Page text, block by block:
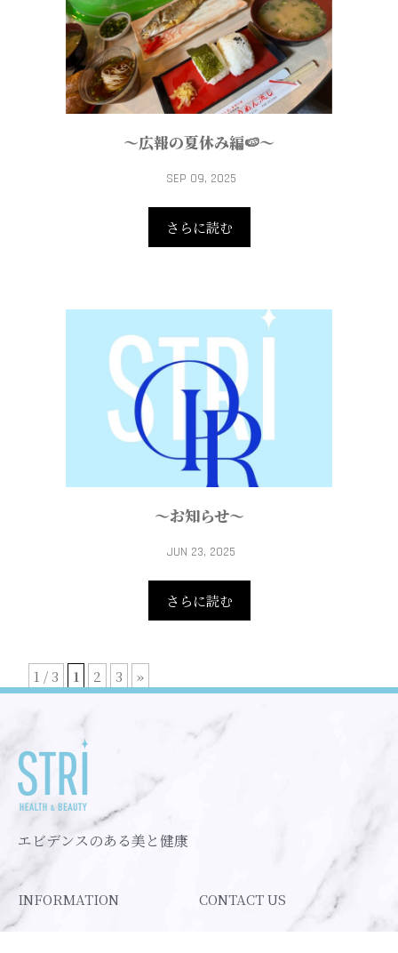
～広報の夏休み編🍉～
SEP 09, 2025
さらに読む
～お知らせ～
JUN 23, 2025
さらに読む
1 / 3 1 2 3 »
エビデンスのある美と健康
INFORMATION CONTACT US